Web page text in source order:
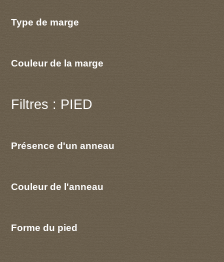
Type de marge
Couleur de la marge
Filtres : PIED
Présence d'un anneau
Couleur de l'anneau
Forme du pied